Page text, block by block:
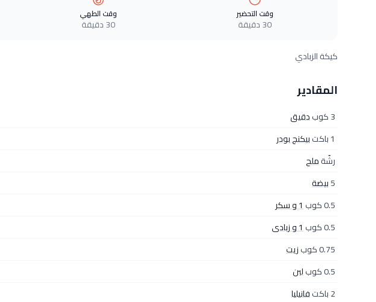
وقت التحضير
30 دقيقة
وقت الطهي
30 دقيقة
كيكة الزبادي
المقادير
3 كوب
دقيق
1 باكت
بيكنج بودر
رشّةملح
5بيضة
0.5 كوب
1 و سكر
0.5 كوب
1 و زبادى
0.75 كوب
زيت
0.5 كوب
لبن
2 باكت
فانيليا